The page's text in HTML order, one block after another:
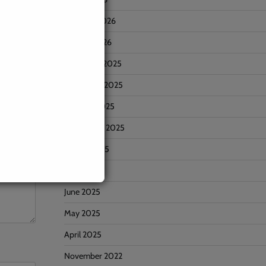
February 2026
January 2026
December 2025
November 2025
October 2025
September 2025
August 2025
June 2025
May 2025
April 2025
November 2022